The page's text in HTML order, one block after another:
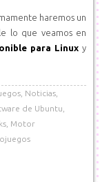
haremos un
lo que veamos en
para Linux y
Noticias
de Ubuntu
Motor